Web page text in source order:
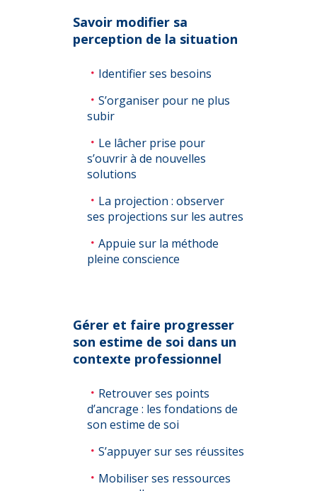
Savoir modifier sa
perception de la situation
Identifier ses besoins
S’organiser pour ne plus
subir
Le lâcher prise pour
s’ouvrir à de nouvelles
solutions
La projection : observer
ses projections sur les autres
Appuie sur la méthode
pleine conscience
Gérer et faire progresser
son estime de soi dans un
contexte professionnel
Retrouver ses points
d’ancrage : les fondations de
son estime de soi
S’appuyer sur ses réussites
Mobiliser ses ressources